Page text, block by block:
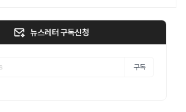
뉴스레터 구독신청
구독